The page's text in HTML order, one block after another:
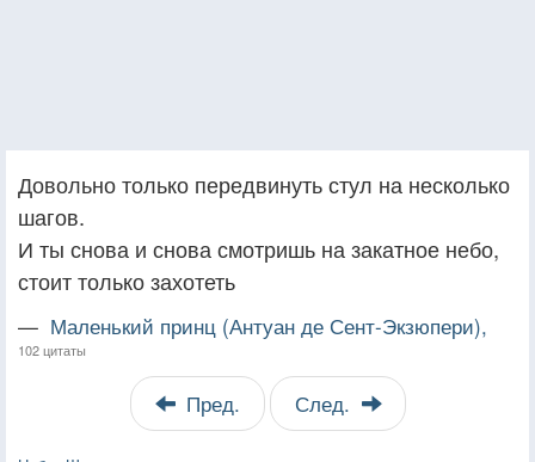
Довольно только передвинуть стул на несколько
шагов.
И ты снова и снова смотришь на закатное небо,
стоит только захотеть
— Маленький принц (Антуан де Сент-Экзюпери),
102 цитаты
Пред. След.